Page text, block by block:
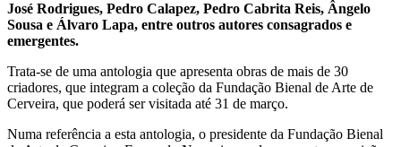
José Rodrigues, Pedro Calapez, Pedro Cabrita Reis, Ângelo
Sousa e Álvaro Lapa, entre outros autores consagrados e
emergentes.
Trata-se de uma antologia que apresenta obras de mais de 30
criadores, que integram a coleção da Fundação Bienal de Arte de
Cerveira, que poderá ser visitada até 31 de março.
Numa referência a esta antologia, o presidente da Fundação Bienal